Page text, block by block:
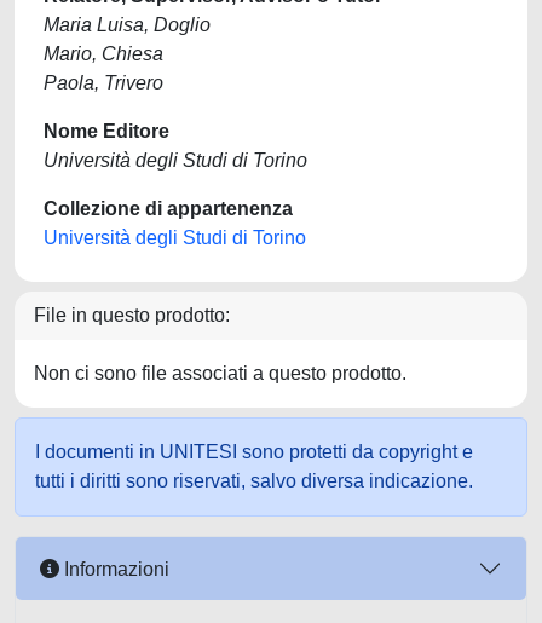
Maria Luisa, Doglio
Mario, Chiesa
Paola, Trivero
Nome Editore
Università degli Studi di Torino
Collezione di appartenenza
Università degli Studi di Torino
File in questo prodotto:
Non ci sono file associati a questo prodotto.
I documenti in UNITESI sono protetti da copyright e
tutti i diritti sono riservati, salvo diversa indicazione.
Informazioni